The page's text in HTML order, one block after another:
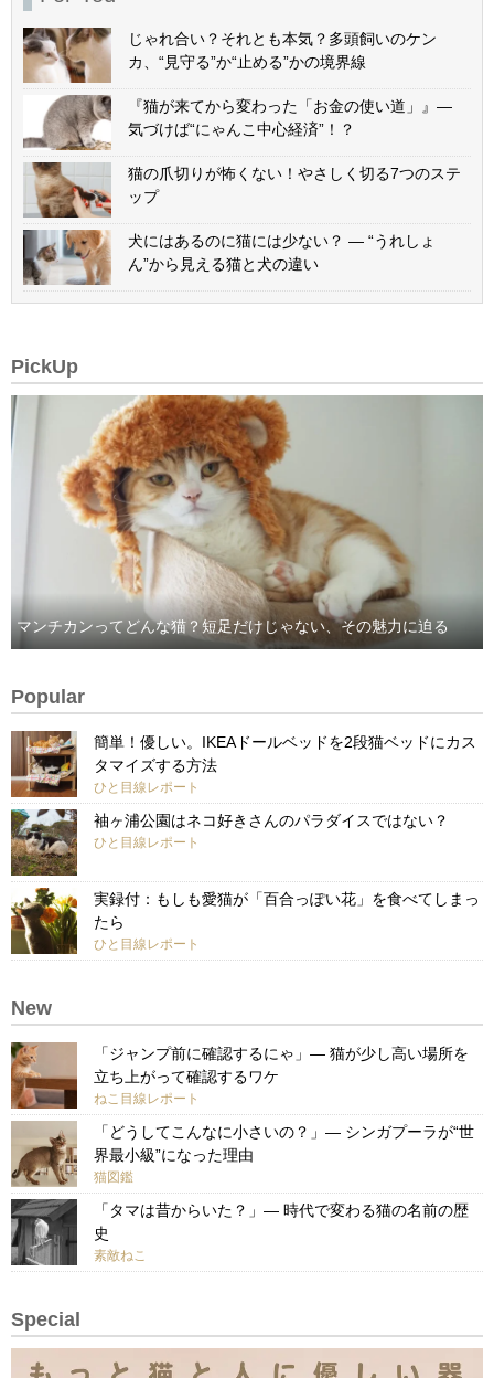
じゃれ合い？それとも本気？多頭飼いのケン
カ、“見守る”か“止める”かの境界線
『猫が来てから変わった「お金の使い道」』—
気づけば“にゃんこ中心経済”！？
猫の爪切りが怖くない！やさしく切る7つのステ
ップ
犬にはあるのに猫には少ない？ — “うれしょ
ん”から見える猫と犬の違い
PickUp
マンチカンってどんな猫？短足だけじゃない、その魅力に迫る
Popular
簡単！優しい。IKEAドールベッドを2段猫ベッドにカス
タマイズする方法
ひと目線レポート
袖ヶ浦公園はネコ好きさんのパラダイスではない？
ひと目線レポート
実録付：もしも愛猫が「百合っぽい花」を食べてしまっ
たら
ひと目線レポート
New
「ジャンプ前に確認するにゃ」— 猫が少し高い場所を
立ち上がって確認するワケ
ねこ目線レポート
「どうしてこんなに小さいの？」— シンガプーラが“世
界最小級”になった理由
猫図鑑
「タマは昔からいた？」— 時代で変わる猫の名前の歴
史
素敵ねこ
Special